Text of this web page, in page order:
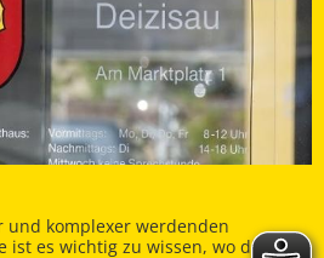
komplexer werdenden
ist es wichtig zu wissen, wo die